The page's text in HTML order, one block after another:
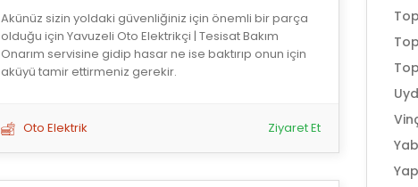
Akünüz sizin yoldaki güvenliğiniz için önemli bir parça
olduğu için Yavuzeli Oto Elektrikçi | Tesisat Bakım
Onarım servisine gidip hasar ne ise baktırıp onun için
aküyü tamir ettirmeniz gerekir.
Oto Elektrik Ziyaret Et